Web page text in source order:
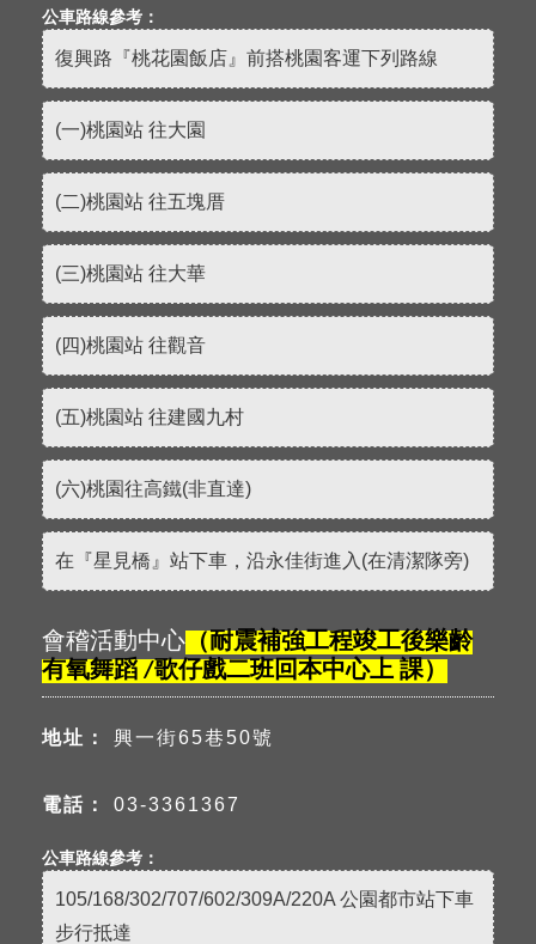
公車路線參考：
復興路『桃花園飯店』前搭桃園客運下列路線
(一)桃園站 往大園
(二)桃園站 往五塊厝
(三)桃園站 往大華
(四)桃園站 往觀音
(五)桃園站 往建國九村
(六)桃園往高鐵(非直達)
在『星見橋』站下車，沿永佳街進入(在清潔隊旁)
會稽活動中心 （耐震補強工程竣工後樂齡
有氧舞蹈 /歌仔戲二班回本中心上 課 ）
地址： 興一街65巷50號
電話： 03-3361367
公車路線參考：
105/168/302/707/602/309A/220A 公園都市站下車
步行抵達